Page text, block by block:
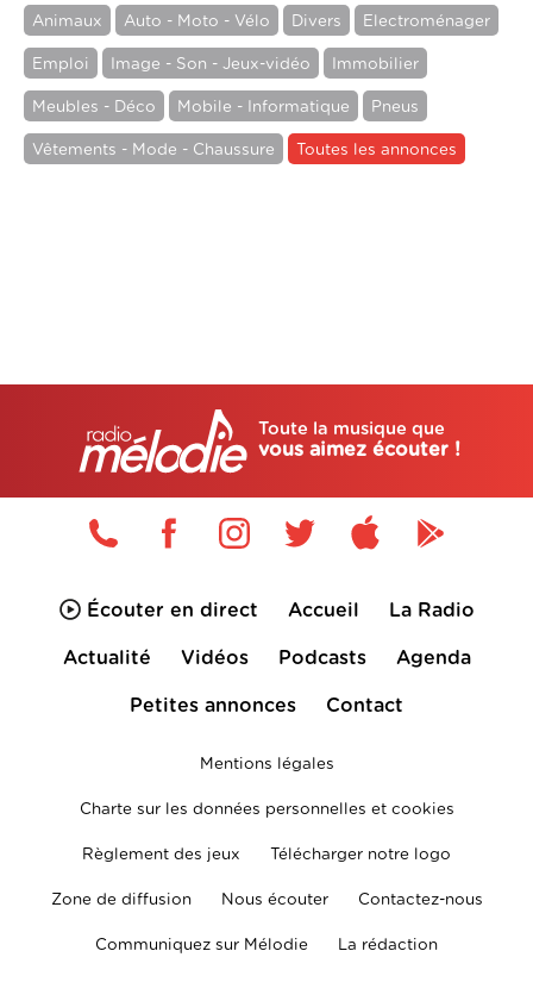
Animaux Auto - Moto - Vélo Divers Electroménager
Emploi Image - Son - Jeux-vidéo Immobilier
Meubles - Déco Mobile - Informatique Pneus
Vêtements - Mode - Chaussure Toutes les annonces
Toute la musique que
vous aimez écouter !
Écouter en direct Accueil La Radio
Actualité Vidéos Podcasts Agenda
Petites annonces Contact
Mentions légales
Charte sur les données personnelles et cookies
Règlement des jeux Télécharger notre logo
Zone de diffusion Nous écouter Contactez-nous
Communiquez sur Mélodie La rédaction